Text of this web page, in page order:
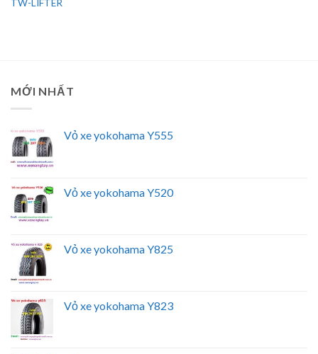
TW-LIFTER
MỚI NHẤT
Vỏ xe yokohama Y555
Vỏ xe yokohama Y520
Vỏ xe yokohama Y825
Vỏ xe yokohama Y823